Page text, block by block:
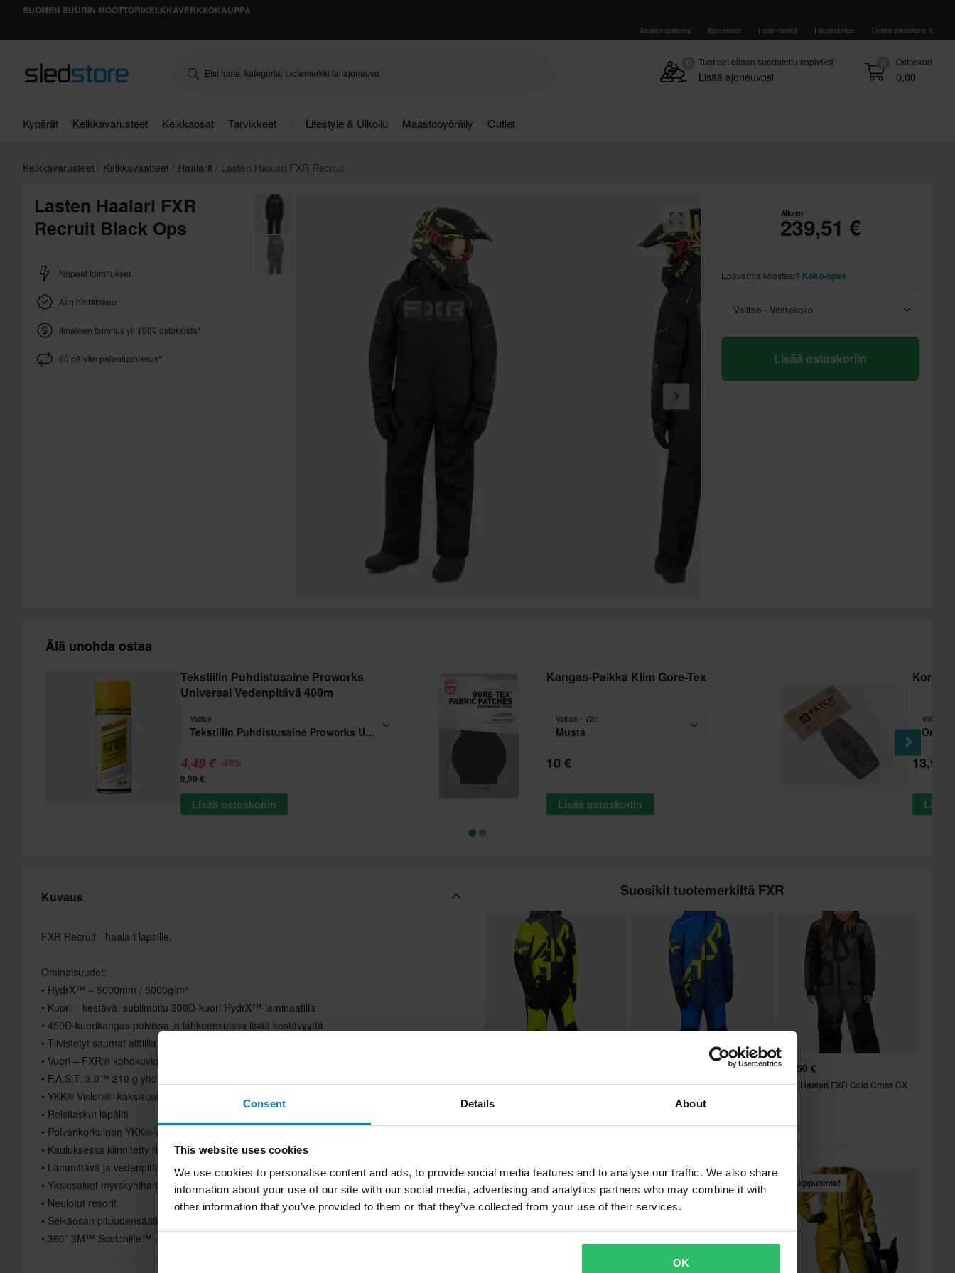
Consent Details About
This website uses cookies
We use cookies to personalise content and ads, to provide social media features and to analyse our traffic. We also share
information about your use of our site with our social media, advertising and analytics partners who may combine it with
other information that you’ve provided to them or that they’ve collected from your use of their services.
OK
SUOMEN SUURIN MOOTTORIKELKKAVERKKOKAUPPA
Asiakaspalvelu Ajoneuvot Tuotemerkit Tilausstatus Tietoa sledstore.fi
0 Ostoskori
0,00
Tuotteet ollaan suodatettu sopiviksi
Lisää ajoneuvosi
Kypärät Kelkkavarusteet Kelkkaosat Tarvikkeet Lifestyle & Ulkoilu Maastopyöräily Outlet
Kelkkavarusteet Kelkkavaatteet Haalarit Lasten Haalari FXR Recruit
Lasten Haalari FXR
Recruit Black Ops
Nopeat toimitukset
Alin hintatakuu
Ilmainen toimitus yli 150€ ostoksista*
60 päivän palautusoikeus*
Alkaen
239,51 €
Epävarma koostasi? Koko-opas
Valitse - Vaatekoko
Lisää ostoskoriin
Älä unohda ostaa
Tekstiilin Puhdistusaine Proworks
Universal Vedenpitävä 400m
Valitse
Tekstiilin Puhdistusaine Proworks Universal Vedenpitävä 400m
4,49 € -55%
9,99 €
Lisää ostoskoriin
Kangas-Paikka Klim Gore-Tex
Valitse - Väri
Musta
10 €
Lisää ostoskoriin
Valitse -
13,99 €
Lisää
Kuvaus
FXR Recruit - haalari lapsille.
Ominaisuudet:
• HydrX™ – 5000mm / 5000g/m²
• Kuori – kestävä, sublimoitu 300D-kuori HydrX™-laminaatilla
• 450D-kuorikangas polvissa ja lahkeensuissa lisää kestävyyttä
• Tiivistetyt saumat alttiilla alueilla
• Vuori – FXR:n kohokuvioitu nailontaftivuori
• F.A.S.T. 3.0™ 210 g yhdistetty F.A.S.T.™ / Thermal Flex™ -eristysarvo
• YKK® Vislon® -kaksisuuntainen etuvetoketju sisemmällä läpällä
• Reisitaskut läpällä
• Polvenkorkuinen YKK®-vetoketju lahkeessa
• Kauluksessa kiinnitetty huppu
• Lämmittävä ja vedenpitävä istuinosa ja polvet
• Yksiosaiset myrskyhihansuut
• Neulotut resorit
• Selkäosan pituudensäätimet
• 360˚ 3M™ Scotchlite™ -heijastimet
Suosikit tuotemerkiltä FXR
Lasten Haalari FXR Cold Cross CX
Lasten Haalari FXR Cold Cross CX
269,50 €
Lapsi Haalari FXR Cold Cross CX
Huippuhinta! Huippuhinta! Huippuhinta!